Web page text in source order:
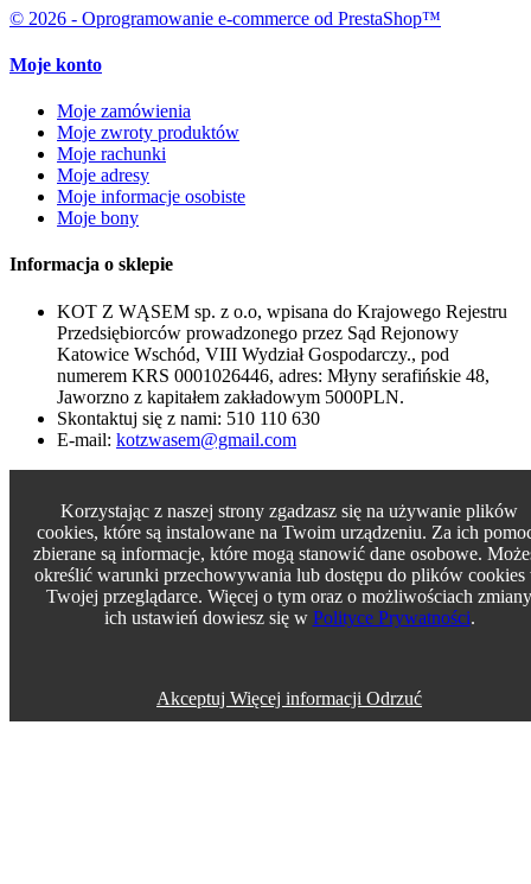
© 2026 - Oprogramowanie e-commerce od PrestaShop™
Moje konto
Moje zamówienia
Moje zwroty produktów
Moje rachunki
Moje adresy
Moje informacje osobiste
Moje bony
Informacja o sklepie
KOT Z WĄSEM sp. z o.o, wpisana do Krajowego Rejestru
Przedsiębiorców prowadzonego przez Sąd Rejonowy
Katowice Wschód, VIII Wydział Gospodarczy., pod
numerem KRS 0001026446, adres: Młyny serafińskie 48,
Jaworzno z kapitałem zakładowym 5000PLN.
Skontaktuj się z nami: 510 110 630
E-mail: kotzwasem@gmail.com
Korzystając z naszej strony zgadzasz się na używanie plików
cookies, które są instalowane na Twoim urządzeniu. Za ich
zbierane są informacje, które mogą stanowić dane osobowe.
określić warunki przechowywania lub dostępu do plików cookies
Twojej przeglądarce. Więcej o tym oraz o możliwościach zmiany
ich ustawień dowiesz się w Polityce Prywatności.
Akceptuj Więcej informacji Odrzuć